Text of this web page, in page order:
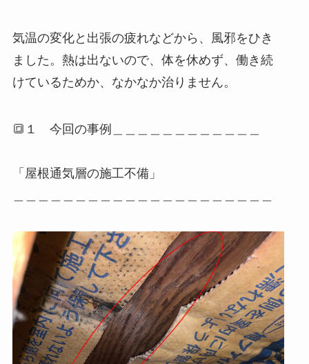
気温の変化と出張の疲れなどから、風邪をひき
ました。熱は出ないので、体を休めず、働き続
けているためか、なかなか治りません。
🔳１ 今回の事例＿＿＿＿＿＿＿＿＿＿＿＿
「屋根通気層の施工不備」